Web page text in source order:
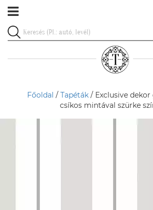
Főoldal / Tapéták / Exclusive
csíkos mintával szürke